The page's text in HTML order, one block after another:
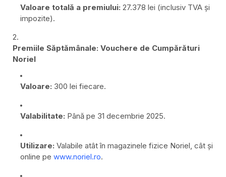
Valoare totală a premiului: 27.378 lei (inclusiv TVA și
impozite).
Premiile Săptămânale: Vouchere de Cumpărături
Noriel
Valoare: 300 lei fiecare.
Valabilitate: Până pe 31 decembrie 2025.
Utilizare: Valabile atât în magazinele fizice Noriel, cât și
online pe www.noriel.ro.